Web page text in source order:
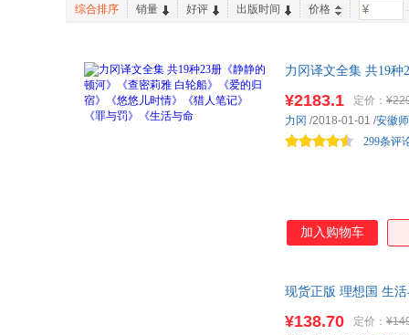
时代文艺出版社
海燕出版社
综合排序 销量 好评 出版时间 价格 -
力冈译文全集 共19
¥2183.1 定价：
299条评
力冈 /2018-01-01 /安徽
加入购物车
现货正版 理想国 生
¥138.70 定价：